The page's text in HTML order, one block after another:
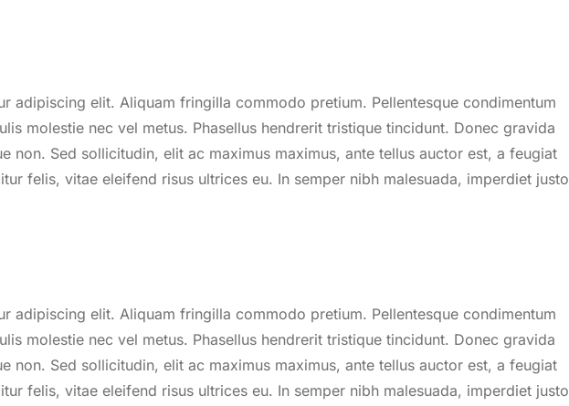
adipiscing elit. Aliquam fringilla commodo pretium. Pellentesque condimentum
molestie nec vel metus. Phasellus hendrerit tristique tincidunt. Donec gravida
non. Sed sollicitudin, elit ac maximus maximus, ante tellus auctor est, a feugiat
felis, vitae eleifend risus ultrices eu. In semper nibh malesuada, imperdiet justo
adipiscing elit. Aliquam fringilla commodo pretium. Pellentesque condimentum
molestie nec vel metus. Phasellus hendrerit tristique tincidunt. Donec gravida
non. Sed sollicitudin, elit ac maximus maximus, ante tellus auctor est, a feugiat
felis, vitae eleifend risus ultrices eu. In semper nibh malesuada, imperdiet justo